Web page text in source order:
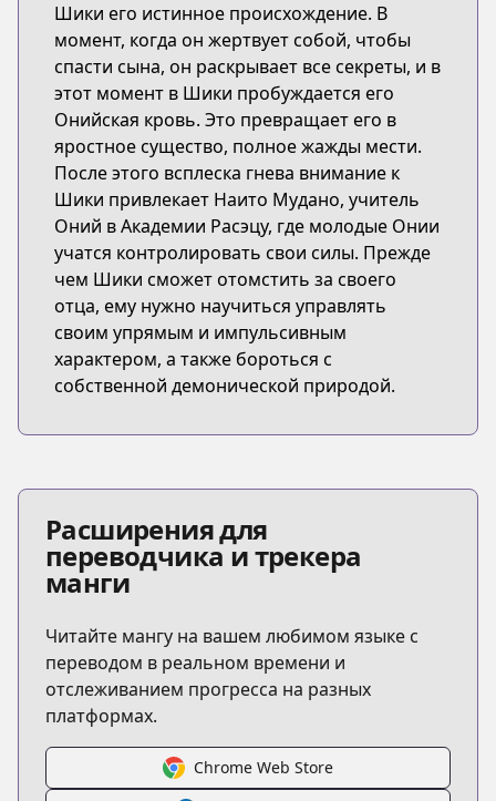
Шики его истинное происхождение. В
момент, когда он жертвует собой, чтобы
спасти сына, он раскрывает все секреты, и в
этот момент в Шики пробуждается его
Онийская кровь. Это превращает его в
яростное существо, полное жажды мести.
После этого всплеска гнева внимание к
Шики привлекает Наито Мудано, учитель
Оний в Академии Расэцу, где молодые Онии
учатся контролировать свои силы. Прежде
чем Шики сможет отомстить за своего
отца, ему нужно научиться управлять
своим упрямым и импульсивным
характером, а также бороться с
собственной демонической природой.
Расширения для
переводчика и трекера
манги
Читайте мангу на вашем любимом языке с
переводом в реальном времени и
отслеживанием прогресса на разных
платформах.
Chrome Web Store